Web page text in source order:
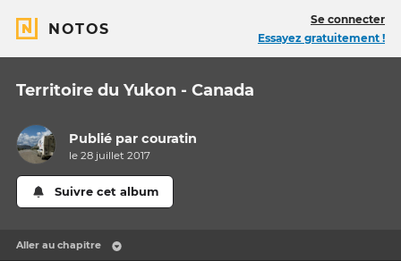
NOTOS
Se connecter
Essayez gratuitement !
Territoire du Yukon - Canada
Publié parcouratin
le 28 juillet 2017
Suivre cet album
Aller au chapitre